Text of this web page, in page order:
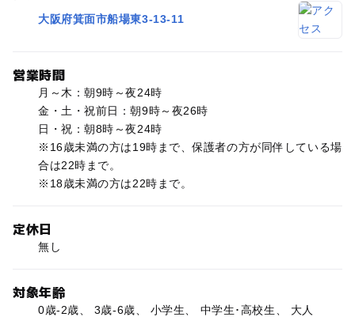
大阪府箕面市船場東3-13-11
営業時間
月～木：朝9時～夜24時
金・土・祝前日：朝9時～夜26時
日・祝：朝8時～夜24時
※16歳未満の方は19時まで、保護者の方が同伴している場
合は22時まで。
※18歳未満の方は22時まで。
定休日
無し
対象年齢
0歳-2歳、 3歳-6歳、 小学生、 中学生･高校生、 大人